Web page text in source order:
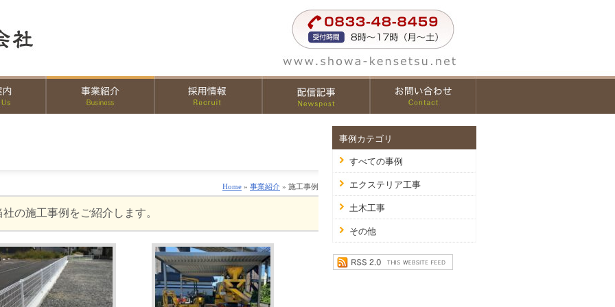
事例カテゴリ
すべての事例
エクステリア工事
土木工事
その他
Home » 事業紹介 » 施工事例
社の施工事例をご紹介します。